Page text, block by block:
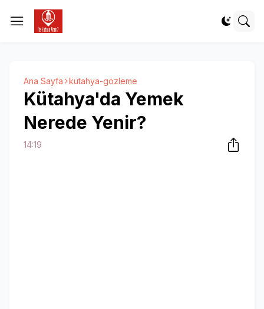
Ana Sayfa kütahya-gözleme
Kütahya'da Yemek
Nerede Yenir?
14:19